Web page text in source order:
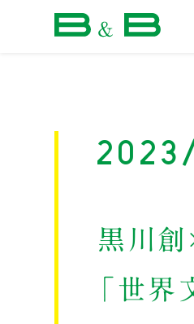
黒川
「世界